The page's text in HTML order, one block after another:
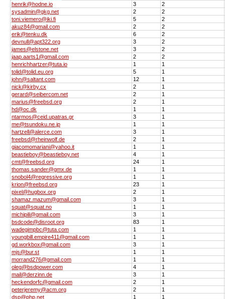
henrik@hodne.io
3
2
sysadmin@gkg.net
2
2
toni.viemero@iki.fi
5
2
akuz84@gmail.com
2
2
erik@tenku.dk
6
2
devnull@apt322.org
3
2
james@elstone.net
3
2
jaap.aarts1@gmail.com
2
2
henrichhartzer@tuta.io
1
1
tolid@tolid.eu.org
5
1
john@saltant.com
12
1
nick@kirby.cx
2
1
gerard@seibercom.net
2
1
marius@freebsd.org
2
1
hd@oc.dk
1
1
ntarmos@ceid.upatras.gr
3
1
me@tsundoku.ne.jp
1
1
hartzell@alerce.com
3
1
freebsd@rheinwolf.de
2
1
giacomomariani@yahoo.it
1
1
beastieboy@beastieboy.net
4
1
cmt@freebsd.org
24
1
thomas.sander@gmx.de
1
1
snobol4@regressive.org
1
1
krion@freebsd.org
23
1
pixel@hugbox.org
2
1
shamaz.mazum@gmail.com
3
1
squat@squat.no
1
1
michipili@gmail.com
3
1
bsdcode@disroot.org
83
1
wadegimpbc@tuta.com
1
1
youngbill.empire411@gmail.com
1
1
gd.workbox@gmail.com
3
1
mjs@bur.st
1
1
morrand276@gmail.com
1
1
oleg@bsdpower.com
4
1
mail@derzinn.de
3
1
heckendorfc@gmail.com
2
1
peterjeremy@acm.org
2
1
dsp@php.net
1
1